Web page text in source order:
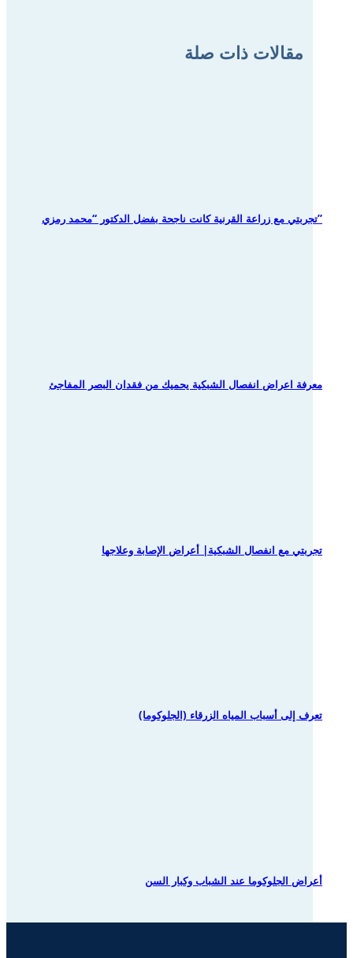
مقالات ذات صلة
تجربتي مع زراعة القرنية كانت ناجحة بفضل الدكتور “محمد رمزي”
معرفة اعراض انفصال الشبكية يحميك من فقدان البصر المفاجئ
تجربتي مع انفصال الشبكية| أعراض الإصابة وعلاجها
تعرف إلى أسباب المياه الزرقاء (الجلوكوما)
أعراض الجلوكوما عند الشباب وكبار السن